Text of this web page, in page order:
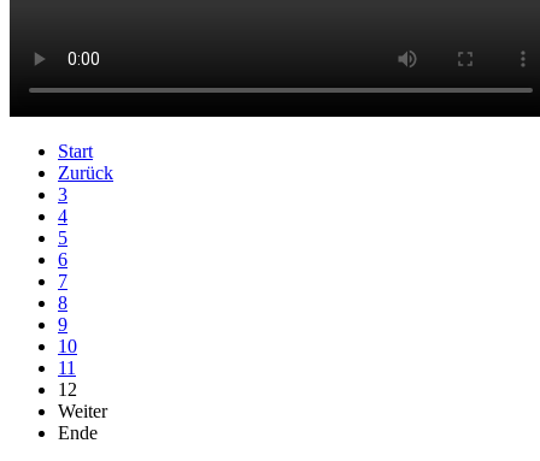
Start
Zurück
3
4
5
6
7
8
9
10
11
12
Weiter
Ende